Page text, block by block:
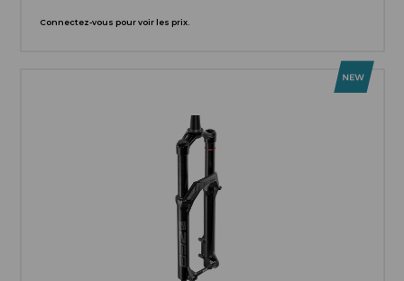
Connectez-vous pour voir les prix.